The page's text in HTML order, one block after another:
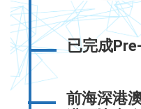
已完成
前海深港